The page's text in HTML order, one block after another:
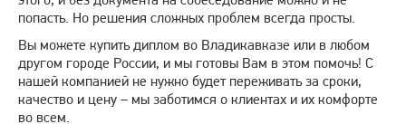
попасть. Но решения сложных проблем всегда просты.
Вы можете купить диплом во Владикавказе или в любом
другом городе России, и мы готовы Вам в этом помочь! С
нашей компанией не нужно будет переживать за сроки,
качество и цену – мы заботимся о клиентах и их комфорте
во всем.